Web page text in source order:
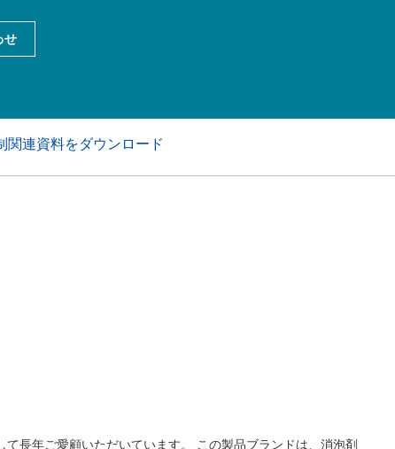
料
せ
関連資料をダウンロード
長年ご愛顧いただいています。 この製品ブランドは、消泡剤